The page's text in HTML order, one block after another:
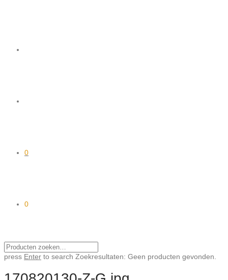
0
0
press Enter to search Zoekresultaten: Geen producten gevonden.